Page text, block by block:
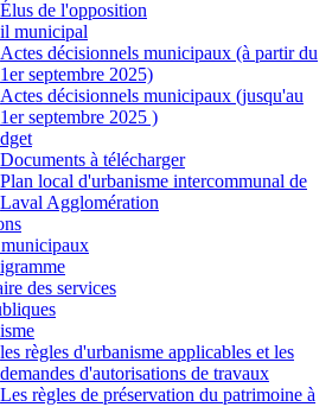
Élus de l'opposition
municipal
Actes décisionnels municipaux (à partir du
1er septembre 2025)
Actes décisionnels municipaux (jusqu'au
1er septembre 2025 )
Documents à télécharger
Plan local d'urbanisme intercommunal de
Laval Agglomération
des services
les règles d'urbanisme applicables et les
demandes d'autorisations de travaux
Les règles de préservation du patrimoine à